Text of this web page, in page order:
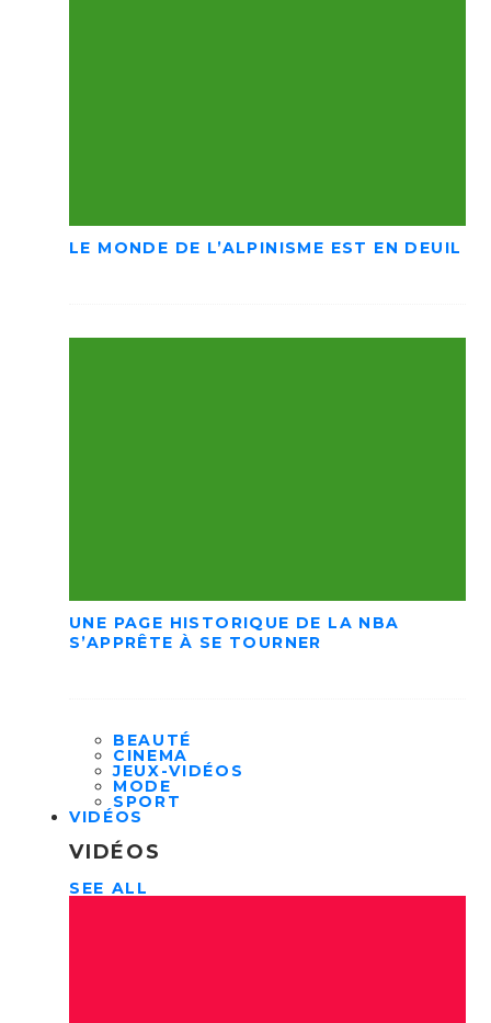
LE MONDE DE L’ALPINISME EST EN DEUIL
UNE PAGE HISTORIQUE DE LA NBA
S’APPRÊTE À SE TOURNER
BEAUTÉ
CINEMA
JEUX-VIDÉOS
MODE
SPORT
VIDÉOS
VIDÉOS
SEE ALL